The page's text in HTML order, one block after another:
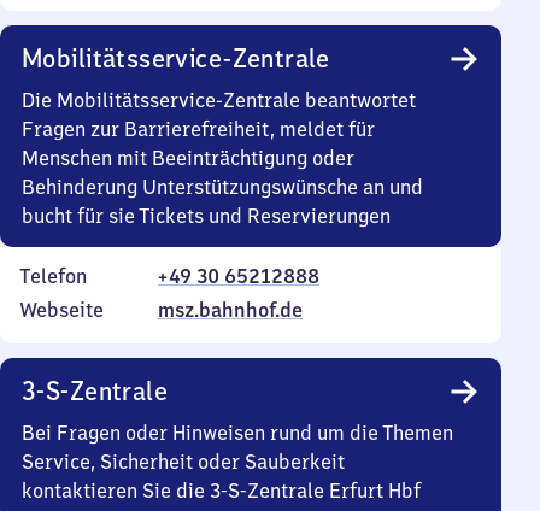
Mobilitätsservice-Zentrale
Die Mobilitätsservice-Zentrale beantwortet
Fragen zur Barrierefreiheit, meldet für
Menschen mit Beeinträchtigung oder
Behinderung Unterstützungswünsche an und
bucht für sie Tickets und Reservierungen
Telefon
+49 30 65212888
Webseite
msz.bahnhof.de
3-S-Zentrale
Bei Fragen oder Hinweisen rund um die Themen
Service, Sicherheit oder Sauberkeit
kontaktieren Sie die 3-S-Zentrale Erfurt Hbf